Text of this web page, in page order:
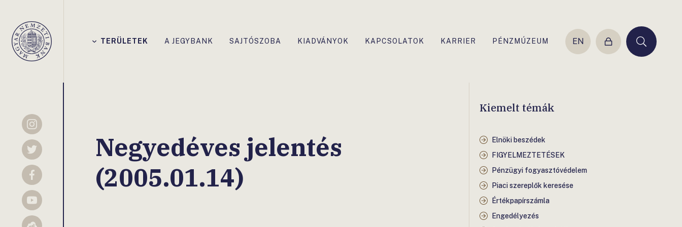
Magyar
Nemzeti
TERÜLETEK A JEGYBANK SAJTÓSZOBA KIADVÁNYOK KAPCSOLATOK KARRIER PÉNZMÚZEUM EN
Belépés Keresés
Instagram
Twitter
Facebook
YouTube
Negyedéves jelentés
(2005.01.14)
Kiemelt témák
Elnöki beszédek
FIGYELMEZTETÉSEK
Pénzügyi fogyasztóvédelem
Piaci szereplők keresése
Értékpapírszámla
Engedélyezés